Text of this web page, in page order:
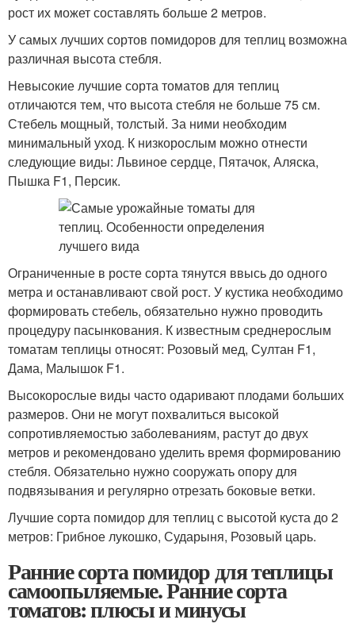
рост их может составлять больше 2 метров.
У самых лучших сортов помидоров для теплиц возможна
различная высота стебля.
Невысокие лучшие сорта томатов для теплиц
отличаются тем, что высота стебля не больше 75 см.
Стебель мощный, толстый. За ними необходим
минимальный уход. К низкорослым можно отнести
следующие виды: Львиное сердце, Пятачок, Аляска,
Пышка F1, Персик.
Ограниченные в росте сорта тянутся ввысь до одного
метра и останавливают свой рост. У кустика необходимо
формировать стебель, обязательно нужно проводить
процедуру пасынкования. К известным среднерослым
томатам теплицы относят: Розовый мед, Султан F1,
Дама, Малышок F1.
Высокорослые виды часто одаривают плодами больших
размеров. Они не могут похвалиться высокой
сопротивляемостью заболеваниям, растут до двух
метров и рекомендовано уделить время формированию
стебля. Обязательно нужно сооружать опору для
подвязывания и регулярно отрезать боковые ветки.
Лучшие сорта помидор для теплиц с высотой куста до 2
метров: Грибное лукошко, Сударыня, Розовый царь.
Ранние сорта помидор для теплицы
самоопыляемые. Ранние сорта
томатов: плюсы и минусы